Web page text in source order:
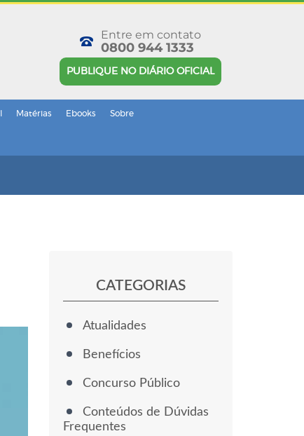
Entre em contato
0800 944 1333
PUBLIQUE NO DIÁRIO OFICIAL
Matérias Ebooks Sobre
CATEGORIAS
Atualidades
Benefícios
Concurso Público
Conteúdos de Dúvidas
Frequentes